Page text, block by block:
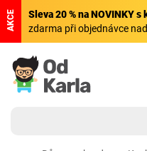
AKCE Sleva 20 % na NOVINKY s
zdarma při objednávce